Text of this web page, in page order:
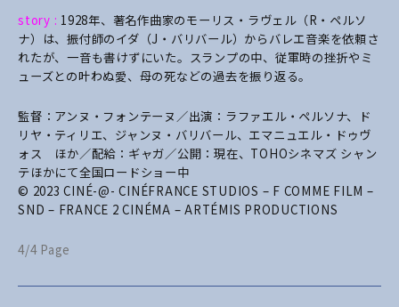
story : 1928年、著名作曲家のモーリス・ラヴェル（R・ペルソ
ナ）は、振付師のイダ（J・バリバール）からバレエ音楽を依頼さ
れたが、一音も書けずにいた。スランプの中、従軍時の挫折やミ
ューズとの叶わぬ愛、母の死などの過去を振り返る。
監督：アンヌ・フォンテーヌ／出演：ラファエル・ペルソナ、ド
リヤ・ティリエ、ジャンヌ・バリバール、エマニュエル・ドゥヴ
ォス ほか／配給：ギャガ／公開：現在、TOHOシネマズ シャン
テほかにて全国ロードショー中
© 2023 CINÉ-@- CINÉFRANCE STUDIOS – F COMME FILM –
SND – FRANCE 2 CINÉMA – ARTÉMIS PRODUCTIONS
4/4 Page